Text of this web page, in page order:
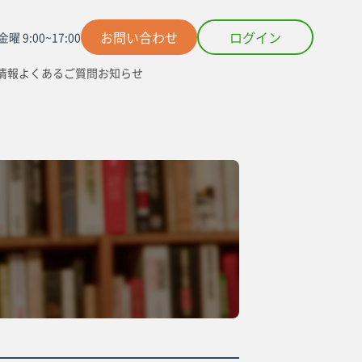
曜 9:00~17:00 お問い合わせ ログイン
報よくあるご質問お知らせ